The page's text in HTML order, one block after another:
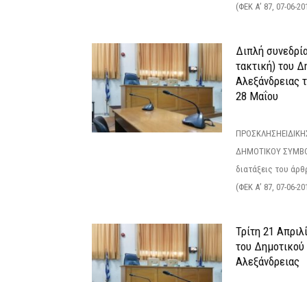
(ΦΕΚ Α’ 87, 07-06-
Διπλή
τακτική) του
Αλεξάνδρειας
28 Μαΐου
ΔΗΜΟΤΙΚΟΥ
διατάξεις του
(ΦΕΚ Α’ 87, 07-06-
Τρίτη 21
του
Αλεξάνδρειας